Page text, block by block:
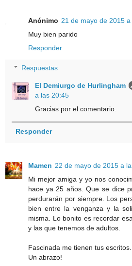
Anónimo 21 de mayo de 2015
Muy bien parido
Responder
Respuestas
El Demiurgo de Hurlingham
a las 20:45
Gracias por el comentario.
Responder
Mamen 22 de mayo de 2015 a
Mi mejor amiga y yo nos
hace ya 25 años. Que se dice
perdurarán por siempre. Los
bien entre la venganza y la
misma. Lo bonito es recordar
y las que tenemos de adultos.
Fascinada me tienen tus escritos.
Un abrazo!